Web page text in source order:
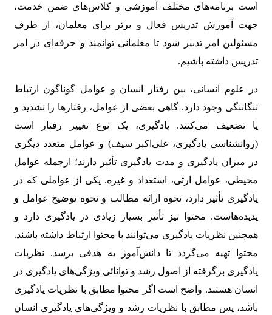
است برنامه‌های مختلف آموزشی و کلاس‌های ضمن خدمت،
جهت آموزش تدریس فعال و برتر برای معلمان، از طرف
مسئولین امر تدبیر شود تا معلمانی توانمند و حرفه‌ای در امر
تدریس داشته باشیم.
در علوم انسانی، بین رفتار انسان و عوامل گوناگون ارتباط
تنگاتنگی وجود دارد. گاهی بعضی از عوامل، رفتارها را تشدید و
یا تضعیف می‌کنند. یادگیری، یک نوع تغییر رفتار است
(روانشناسی یادگیری، علی‌اکبر سیف) و عوامل متعدد دیگری
در میزان یادگیری و مدت یادگیری تأثیر دارند؛ ازجمله عوامل
محیطی، عوامل ارثی، استعداد و غیره. یکی از عواملی که در
یادگیری تأثیر دارد، نحوه ارائه مطالب و نحوه توضیح عوامل و
پدیده‌هاست. محتوا نیز تأثیر بسیار زیادی در یادگیری دارد و
همچنین نظریات یادگیری می‌توانند با محتوا ارتباط داشته باشند.
محتوا تهیه می‌گردد تا دانش‌آموز به هدفی برسد. نظریات
یادگیری برگرفته از اصول رشد و توانائی ویژگی‌های یادگیری در
انسان هستند. واضح است اگر محتوا مطابق با نظریات یادگیری
باشد، پس مطابق با نظریات رشد و ویژگی‌های یادگیری انسان